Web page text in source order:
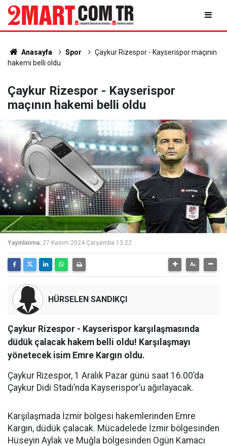
Anasayfa Spor
Çaykur Rizespor - Kayserispor maçının
hakemi belli oldu
Çaykur Rizespor - Kayserispor
maçının hakemi belli oldu
Yayınlanma: 27 Kasım 2024 Çarşamba 13:22
HÜRSELEN SANDIKÇI
Çaykur Rizespor - Kayserispor karşılaşmasında
düdük çalacak hakem belli oldu! Karşılaşmayı
yönetecek isim Emre Kargın oldu.
Çaykur Rizespor, 1 Aralık Pazar günü saat 16.00’da
Çaykur Didi Stadı’nda Kayserispor’u ağırlayacak.
Karşılaşmada İzmir bölgesi hakemlerinden Emre
Kargın, düdük çalacak. Mücadelede İzmir bölgesinden
Hüseyin Aylak ve Muğla bölgesinden Ogün Kamacı